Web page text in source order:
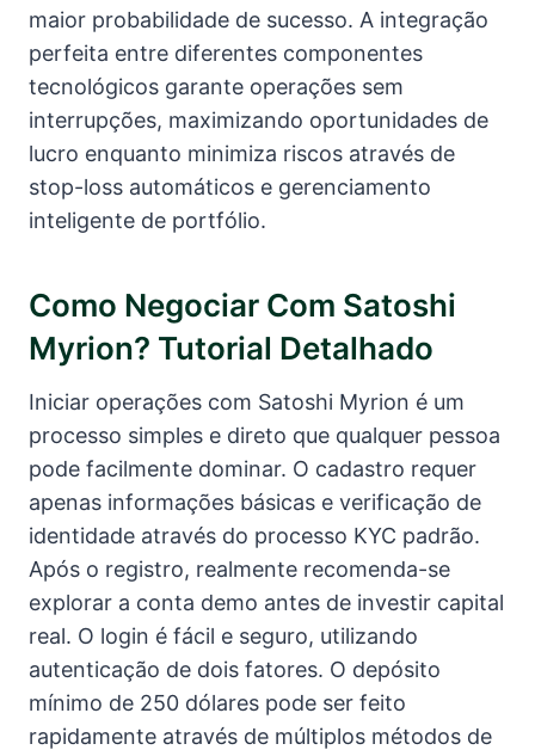
maior probabilidade de sucesso. A integração
perfeita entre diferentes componentes
tecnológicos garante operações sem
interrupções, maximizando oportunidades de
lucro enquanto minimiza riscos através de
stop-loss automáticos e gerenciamento
inteligente de portfólio.
Como Negociar Com Satoshi
Myrion? Tutorial Detalhado
Iniciar operações com Satoshi Myrion é um
processo simples e direto que qualquer pessoa
pode facilmente dominar. O cadastro requer
apenas informações básicas e verificação de
identidade através do processo KYC padrão.
Após o registro, realmente recomenda-se
explorar a conta demo antes de investir capital
real. O login é fácil e seguro, utilizando
autenticação de dois fatores. O depósito
mínimo de 250 dólares pode ser feito
rapidamente através de múltiplos métodos de